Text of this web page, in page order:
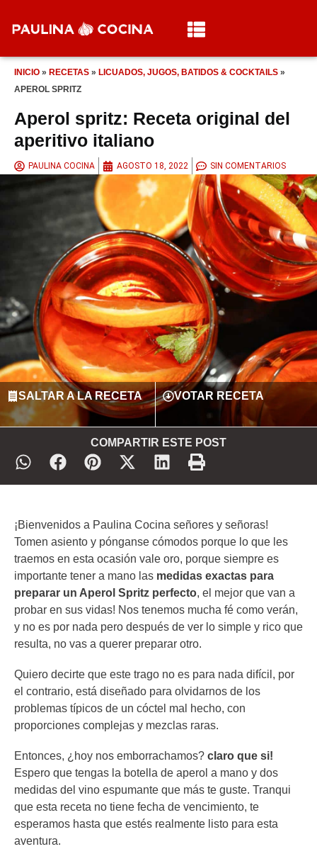
INICIO » RECETAS » LICUADOS, JUGOS, BATIDOS & COCKTAILS »
APEROL SPRITZ
Aperol spritz: Receta original del
aperitivo italiano
PAULINA COCINA AGOSTO 18, 2022 SIN COMENTARIOS
SALTAR A LA RECETA VOTAR RECETA
COMPARTIR ESTE POST
¡Bienvenidos a Paulina Cocina señores y señoras!
Tomen asiento y pónganse cómodos porque lo que les
traemos en esta ocasión vale oro, porque siempre es
importante tener a mano las medidas exactas para
preparar un Aperol Spritz perfecto, el mejor que van a
probar en sus vidas! Nos tenemos mucha fé como verán,
y no es por nada pero después de ver lo simple y rico que
resulta, no vas a querer preparar otro.
Quiero decirte que este trago no es para nada difícil, por
el contrario, está diseñado para olvidarnos de los
problemas típicos de un cóctel mal hecho, con
proporciones complejas y mezclas raras.
Entonces, ¿hoy nos emborrachamos? claro que si!
Espero que tengas la botella de aperol a mano y dos
medidas del vino espumante que más te guste. Tranqui
que esta receta no tiene fecha de vencimiento, te
esperamos hasta que estés realmente listo para esta
aventura.